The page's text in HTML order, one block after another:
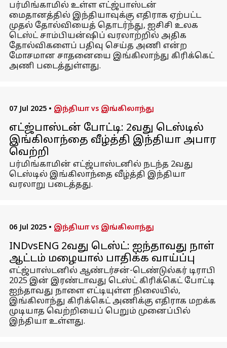
பர்மிங்காமில் உள்ள எட்ஜ்பாஸ்டன்
மைதானத்தில் இந்தியாவுக்கு எதிராக ஏற்பட்ட
முதல் தோல்வியைத் தொடர்ந்து, ஐசிசி உலக
டெஸ்ட் சாம்பியன்ஷிப் வரலாற்றில் அதிக
தோல்விகளைப் பதிவு செய்த அணி என்ற
மோசமான சாதனையை இங்கிலாந்து கிரிக்கெட்
அணி படைத்துள்ளது.
07 Jul 2025 • இந்தியா vs இங்கிலாந்து
எட்ஜ்பாஸ்டன் போட்டி: 2வது டெஸ்டில்
இங்கிலாந்தை வீழ்த்தி இந்தியா அபார
வெற்றி
பர்மிங்காமின் எட்ஜ்பாஸ்டனில் நடந்த 2வது
டெஸ்டில் இங்கிலாந்தை வீழ்த்தி இந்தியா
வரலாறு படைத்தது.
06 Jul 2025 • இந்தியா vs இங்கிலாந்து
INDvsENG 2வது டெஸ்ட்: ஐந்தாவது நாள்
ஆட்டம் மழையால் பாதிக்க வாய்ப்பு
எட்ஜ்பாஸ்டனில் ஆண்டர்சன்-டெண்டுல்கர் டிராபி
2025 இன் இரண்டாவது டெஸ்ட் கிரிக்கெட் போட்டி
ஐந்தாவது நாளை எட்டியுள்ள நிலையில்,
இங்கிலாந்து கிரிக்கெட் அணிக்கு எதிராக மறக்க
முடியாத வெற்றியைப் பெறும் முனைப்பில்
இந்தியா உள்ளது.